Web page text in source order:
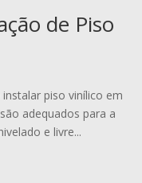
de Piso
piso vinílico em
adequados para a
e livre...